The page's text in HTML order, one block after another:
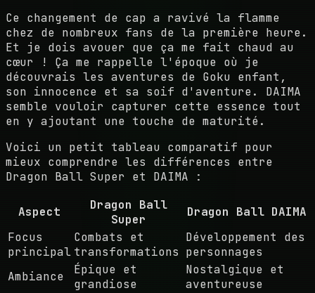
Ce changement de cap a ravivé la flamme
chez de nombreux fans de la première heure.
Et je dois avouer que ça me fait chaud au
cœur ! Ça me rappelle l'époque où je
découvrais les aventures de Goku enfant,
son innocence et sa soif d'aventure. DAIMA
semble vouloir capturer cette essence tout
en y ajoutant une touche de maturité.
Voici un petit tableau comparatif pour
mieux comprendre les différences entre
Dragon Ball Super et DAIMA :
Aspect
Dragon Ball
Super
Dragon Ball DAIMA
Focus
principal
Combats et
transformations
Développement des
personnages
Ambiance
Épique et
grandiose
Nostalgique et
aventureuse